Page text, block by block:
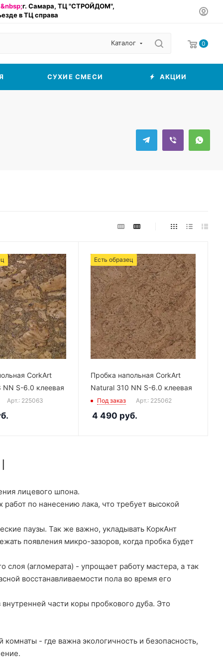
г. Самара, ТЦ "СТРОЙДОМ",
в ТЦ справа
Каталог 0
СУХИЕ СМЕСИ АКЦИИ
CorkArt
S-6.0 клеевая
Арт.: 225063
Есть образец
Пробка напольная CorkArt
Natural 310 NN S-6.0 клеевая
Под заказ Арт.: 225062
4 490 руб.
лицевого шпона.
по нанесению лака, что требует высокой
паузы. Так же важно, укладывать КоркАнт
появления микро-зазоров, когда пробка будет
слоя (агломерата) - упрощает работу мастера, а так
восстанавливаемости пола во время его
части коры пробкового дуба. Это
комнаты - где важна экологичность и безопасность,